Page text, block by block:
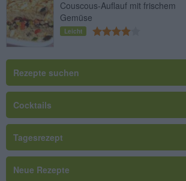
Couscous-Auflauf mit frischem
Gemüse
Leicht
Rezepte suchen
Cocktails
Tagesrezept
Neue Rezepte